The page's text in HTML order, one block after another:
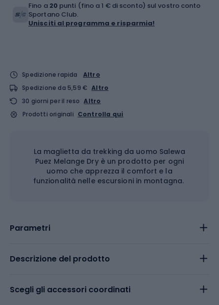
Fino a 20 punti (fino a 1 € di sconto) sul vostro conto
Sportano Club.
Unisciti al programma e risparmia!
Spedizione rapida
Altro
Spedizione da 5,59 € Altro
30 giorni per il reso Altro
Prodotti originali Controlla qui
La maglietta da trekking da uomo Salewa
Puez Melange Dry è un prodotto per ogni
uomo che apprezza il comfort e la
funzionalità nelle escursioni in montagna.
Parametri
Descrizione del prodotto
Scegli gli accessori coordinati